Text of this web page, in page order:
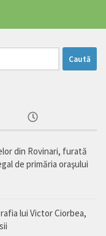
din Rovinari, furată
de primăria oraşului
lui Victor Ciorbea,